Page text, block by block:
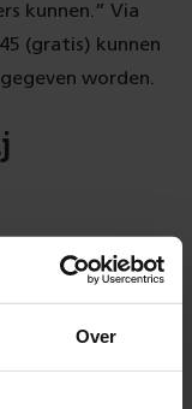
Over
kunnen.” Via
(gratis) kunnen
worden.